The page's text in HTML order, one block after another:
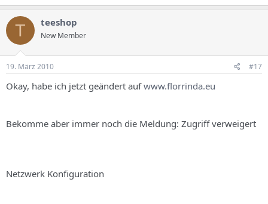
T teeshop
New Member
19. März 2010 #17
Okay, habe ich jetzt geändert aufwww.florrinda.eu
Bekomme aber immer noch die Meldung: Zugriff verweigert
Netzwerk Konfiguration